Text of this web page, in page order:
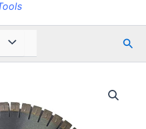
Menüü Otsi